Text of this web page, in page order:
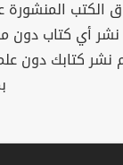
الكتب المنشورة
نشر أي كتاب دون
نشر كتابك دون